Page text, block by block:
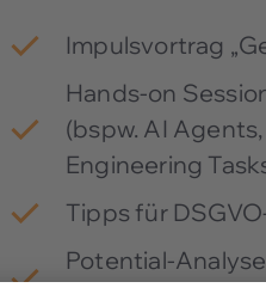
Impulsvortrag
Hands-on
(bspw. AI
Engineering
Tipps für
Potential-